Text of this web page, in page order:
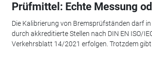
Prüfmittel: Echte Messung
Die Kalibrierung von Bremsprüfständen darf
durch akkreditierte Stellen nach DIN EN ISO/
Verkehrsblatt 14/2021 erfolgen. Trotzdem gibt